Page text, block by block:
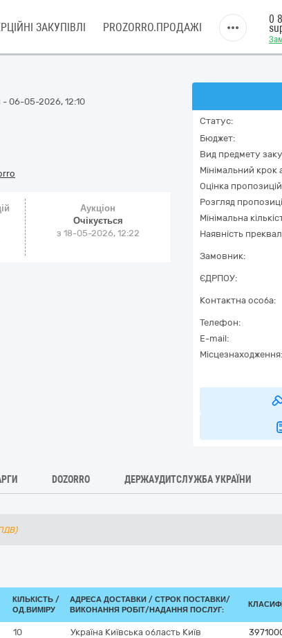
ЗАКУПІВЛІ PROZORRO.ПРОДАЖІ
0
- 06-05-2026, 12:10
Аукціон
Очікується
з 18-05-2026, 12:22
Статус:
Бюджет:
Вид предмету
Мінімальний крок
Оцінка
Розгляд
Мінімальна
Наявність
Замовник:
ЄДРПОУ:
Контактна особа:
Телефон:
E-mail:
Місцезнаходження:
DOZORRO ДЕРЖАУДИТСЛУЖБА УКРАЇНИ
КІЛЬКІСТЬ /
ОД.ВИМІРУ
АДРЕСА ДОСТАВКИ / СТРОК ПОСТАВКИ/
ВИКОНАННЯ РОБІТ/НАДАННЯ ПОСЛУГ:
10
Україна Київська область Київ